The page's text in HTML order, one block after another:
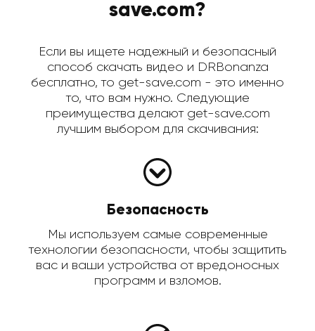
save.com?
Если вы ищете надежный и безопасный
способ скачать видео и DRBonanza
бесплатно, то get-save.com - это именно
то, что вам нужно. Следующие
преимущества делают get-save.com
лучшим выбором для скачивания:
Безопасность
Мы используем самые современные
технологии безопасности, чтобы защитить
вас и ваши устройства от вредоносных
программ и взломов.